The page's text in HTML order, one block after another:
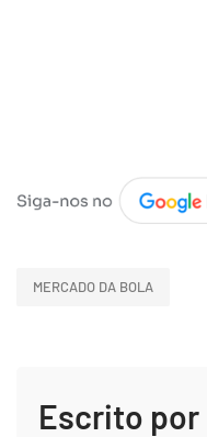
MERCADO DA BOLA
Escrito por